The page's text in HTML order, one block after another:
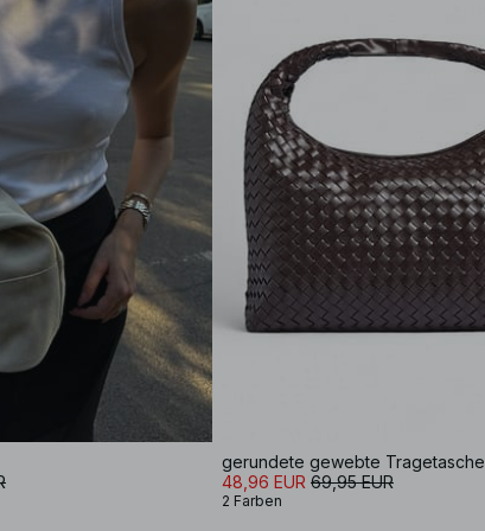
gerundete gewebte Tragetasche
48,96 EUR 69,95 EUR
2 Farben